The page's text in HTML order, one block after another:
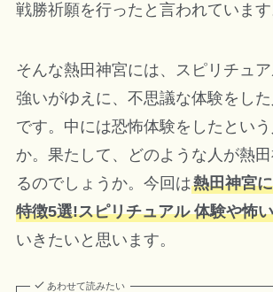
戦勝祈願を行ったと言われています
そんな熱田神宮には、スピリチュ
強いがゆえに、不思議な体験をし
です。中には恐怖体験をしたとい
か。果たして、どのような人が熱
るのでしょうか。今回は熱田神宮
特徴5選!スピリチュアル 体験や怖
いきたいと思います。
あわせて読みたい